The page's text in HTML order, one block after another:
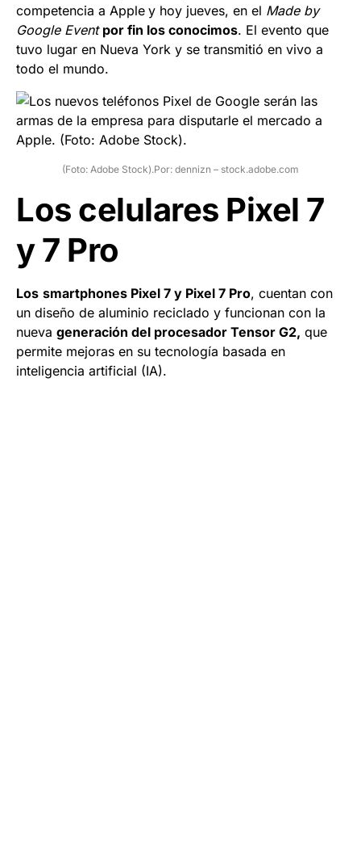
competencia a Apple y hoy jueves, en el Made by
Google Event por fin los conocimos. El evento que
tuvo lugar en Nueva York y se transmitió en vivo a
todo el mundo.
(Foto: Adobe Stock).Por: dennizn – stock.adobe.com
Los celulares Pixel 7
y 7 Pro
Los smartphones Pixel 7 y Pixel 7 Pro, cuentan con
un diseño de aluminio reciclado y funcionan con la
nueva generación del procesador Tensor G2, que
permite mejoras en su tecnología basada en
inteligencia artificial (IA).